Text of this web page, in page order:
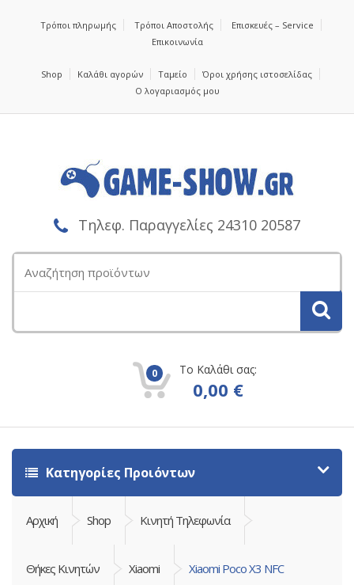
Τρόποι πληρωμής Τρόποι Αποστολής
Επισκευές – Service
Επικοινωνία
Shop Καλάθι αγορών Ταμείο
Όροι χρήσης ιστοσελίδας
Ο λογαριασμός μου
Τηλεφ. Παραγγελίες 24310 20587
για:
0 Το Καλάθι σας:
0,00 €
Κατηγορίες Προιόντων
Αρχική Shop Κινητή Τηλεφωνία
Θήκες Κινητών Xiaomi Xiaomi Poco X3 NFC